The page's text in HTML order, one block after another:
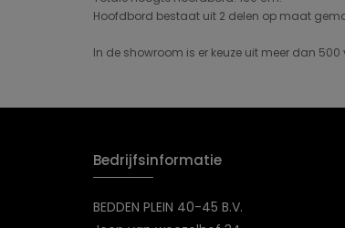
Hoofdbord bestaat uit 2 delen op maat
In de showroom is er keuze uit meer dan
Bedrijfsinformatie
BEDDEN PLEIN 40-45 B.V.